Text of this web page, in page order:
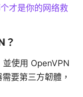
才是你的网络救
？
使用 OpenVPN
要第三方韌體，